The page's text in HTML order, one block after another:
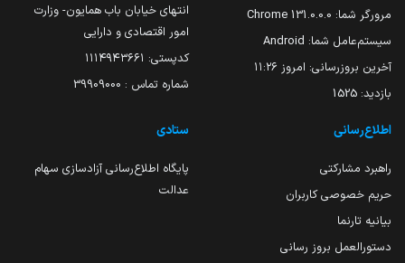
مرورگر شما: 131.0.0.0 Chrome
سیستم‌عامل شما: Android
آخرین بروزرسانی: امروز ۱۱:۲۶
بازدید: 1525
انتهای خیابان باب همایون- وزارت
امور اقتصادی و دارایی
کدپستی: ۱۱۱۴۹۴۳۶۶۱
شماره تماس : 39909000
اطلاع‌رسانی
راهبرد مشارکتی
حریم خصوصی کاربران
بیانیه تارنما
دستورالعمل بروز رسانی
ستادی
پایگاه اطلاع‌رسانی آزادسازی سهام
عدالت